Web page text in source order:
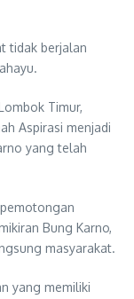
tidak berjalan
Timur,
Aspirasi menjadi
yang telah
Bung Karno,
masyarakat.
yang memiliki